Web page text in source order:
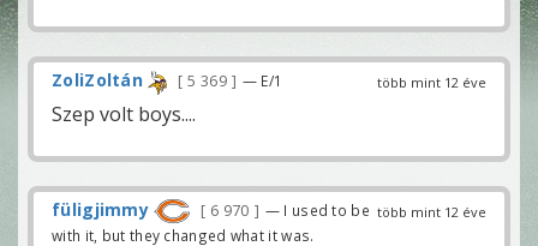
több mint 12 éve
ZoliZoltán 5 369 — E/1
Szep volt boys....
több mint 12 éve
füligjimmy 6 970
— I used to be
with it, but they changed what it was.